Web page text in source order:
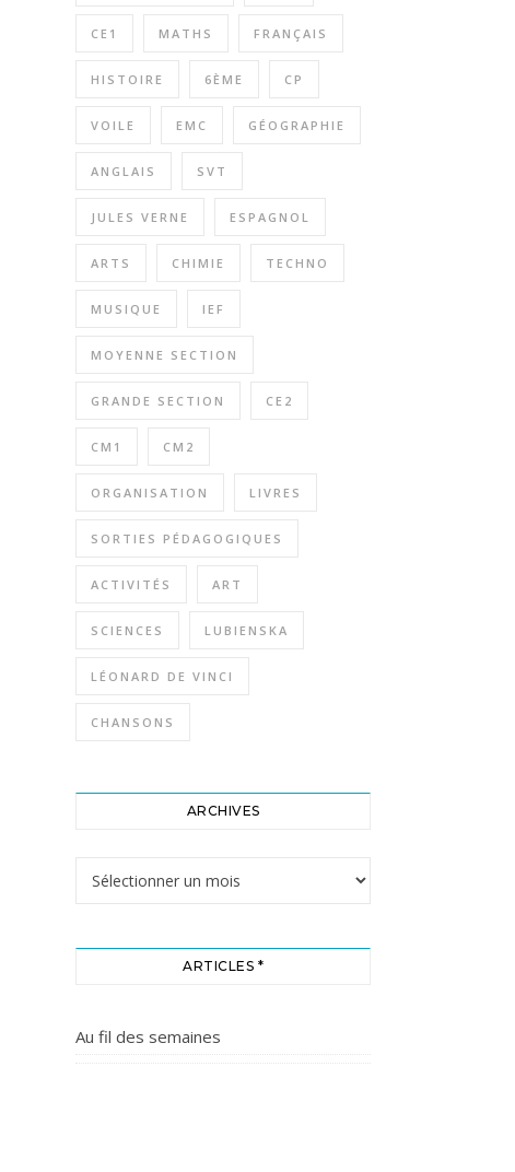
CE1 MATHS FRANÇAIS
HISTOIRE 6ÈME CP
VOILE EMC GÉOGRAPHIE
ANGLAIS SVT
JULES VERNE ESPAGNOL
ARTS CHIMIE TECHNO
MUSIQUE IEF
MOYENNE SECTION
GRANDE SECTION CE2
CM1 CM2
ORGANISATION LIVRES
SORTIES PÉDAGOGIQUES
ACTIVITÉS ART
SCIENCES LUBIENSKA
LÉONARD DE VINCI
CHANSONS
ARCHIVES
ARTICLES *
Au fil des semaines